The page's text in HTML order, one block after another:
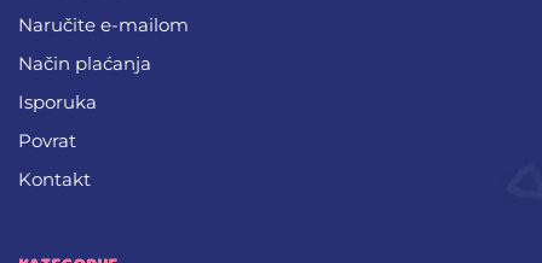
Naručite e-mailom
Način plaćanja
Isporuka
Povrat
Kontakt